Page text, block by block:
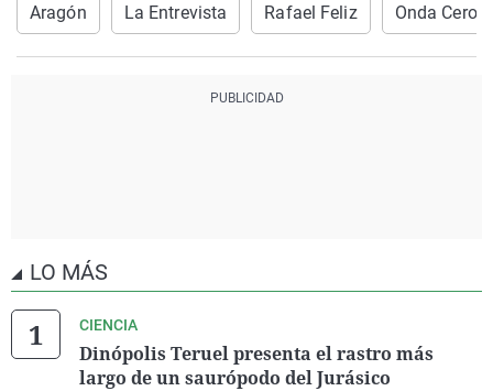
Aragón La Entrevista Rafael Feliz Onda Cero
LO MÁS
CIENCIA
Dinópolis Teruel presenta el rastro más
largo de un saurópodo del Jurásico